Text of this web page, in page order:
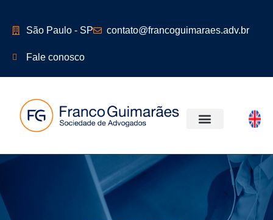
São Paulo - SP contato@francoguimaraes.adv.br
Fale conosco